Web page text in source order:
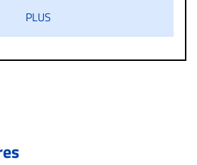
cette politique de modération,
sur le site vous dérange, prenez
par courriel (info@droit-
de réponse.
PLUS